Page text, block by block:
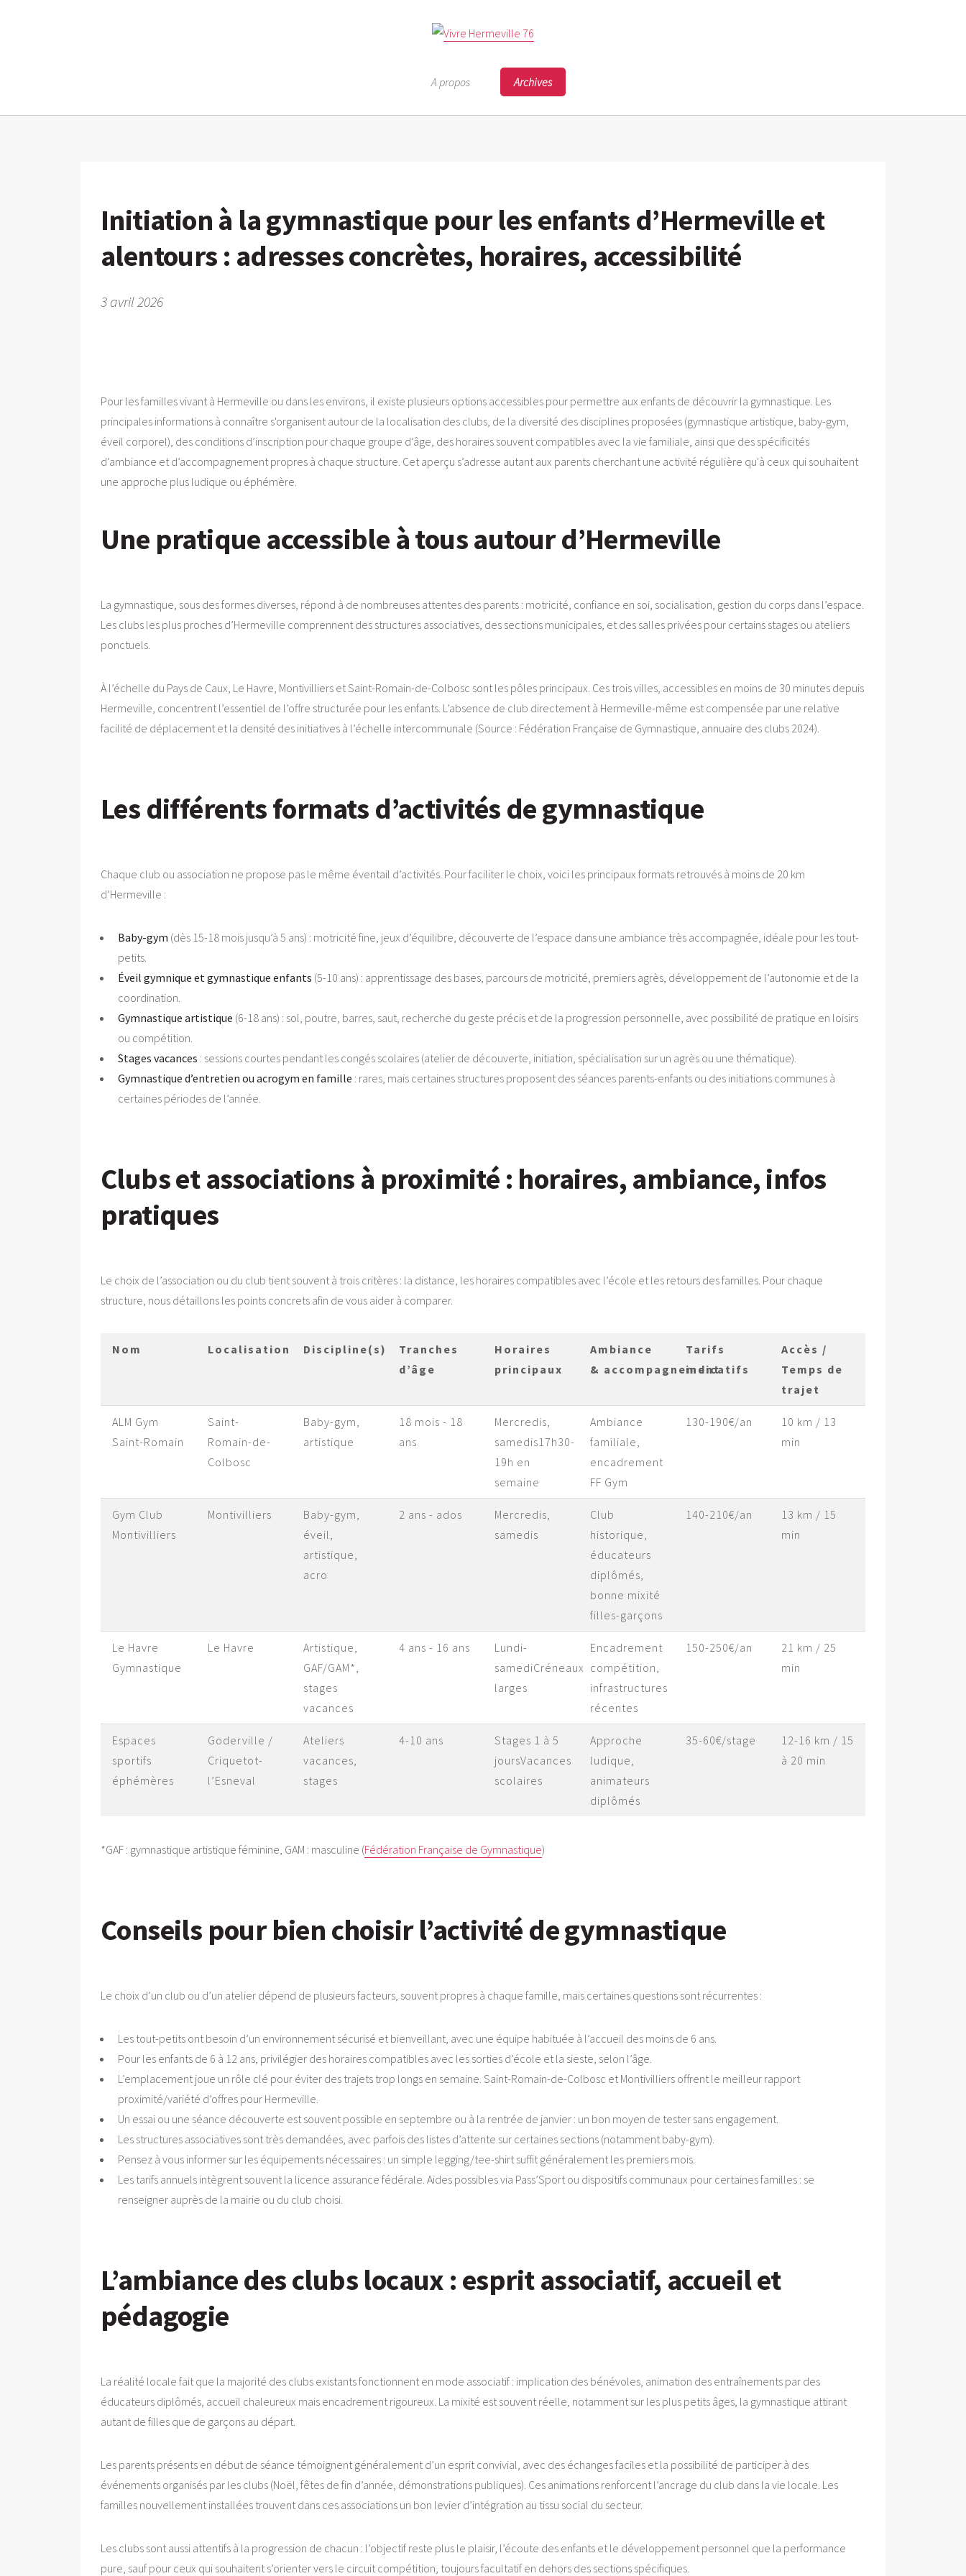
A propos Archives
Initiation à la gymnastique pour les enfants d’Hermeville et
alentours : adresses concrètes, horaires, accessibilité
3 avril 2026
Pour les familles vivant à Hermeville ou dans les environs, il existe plusieurs options accessibles pour permettre aux enfants de découvrir la gymnastique. Les
principales informations à connaître s'organisent autour de la localisation des clubs, de la diversité des disciplines proposées (gymnastique artistique, baby-gym,
éveil corporel), des conditions d’inscription pour chaque groupe d’âge, des horaires souvent compatibles avec la vie familiale, ainsi que des spécificités
d’ambiance et d’accompagnement propres à chaque structure. Cet aperçu s’adresse autant aux parents cherchant une activité régulière qu'à ceux qui souhaitent
une approche plus ludique ou éphémère.
Une pratique accessible à tous autour d’Hermeville
La gymnastique, sous des formes diverses, répond à de nombreuses attentes des parents : motricité, confiance en soi, socialisation, gestion du corps dans l’espace.
Les clubs les plus proches d’Hermeville comprennent des structures associatives, des sections municipales, et des salles privées pour certains stages ou ateliers
ponctuels.
À l’échelle du Pays de Caux, Le Havre, Montivilliers et Saint-Romain-de-Colbosc sont les pôles principaux. Ces trois villes, accessibles en moins de 30 minutes depuis
Hermeville, concentrent l’essentiel de l’offre structurée pour les enfants. L’absence de club directement à Hermeville-même est compensée par une relative
facilité de déplacement et la densité des initiatives à l’échelle intercommunale (Source : Fédération Française de Gymnastique, annuaire des clubs 2024).
Les différents formats d’activités de gymnastique
Chaque club ou association ne propose pas le même éventail d’activités. Pour faciliter le choix, voici les principaux formats retrouvés à moins de 20 km
d’Hermeville :
Baby-gym (dès 15-18 mois jusqu’à 5 ans) : motricité fine, jeux d’équilibre, découverte de l’espace dans une ambiance très accompagnée, idéale pour les tout-
petits.
Éveil gymnique et gymnastique enfants (5-10 ans) : apprentissage des bases, parcours de motricité, premiers agrès, développement de l’autonomie et de la
coordination.
Gymnastique artistique (6-18 ans) : sol, poutre, barres, saut, recherche du geste précis et de la progression personnelle, avec possibilité de pratique en loisirs
ou compétition.
Stages vacances : sessions courtes pendant les congés scolaires (atelier de découverte, initiation, spécialisation sur un agrès ou une thématique).
Gymnastique d’entretien ou acrogym en famille : rares, mais certaines structures proposent des séances parents-enfants ou des initiations communes à
certaines périodes de l’année.
Clubs et associations à proximité : horaires, ambiance, infos
pratiques
Le choix de l’association ou du club tient souvent à trois critères : la distance, les horaires compatibles avec l’école et les retours des familles. Pour chaque
structure, nous détaillons les points concrets afin de vous aider à comparer.
Nom Localisation Discipline(s)
Tranches
d’âge
Horaires
principaux
Ambiance
& accompagnement
Tarifs
indicatifs
Accès /
Temps de
trajet
ALM Gym
Saint-Romain
Saint-
Romain-de-
Colbosc
Baby-gym,
artistique
18 mois - 18
ans
Mercredis,
samedis17h30-
19h en
semaine
Ambiance
familiale,
encadrement
FF Gym
130-190€/an
10 km / 13
min
Gym Club
Montivilliers
Montivilliers
Baby-gym,
éveil,
artistique,
acro
2 ans - ados
Mercredis,
samedis
Club
historique,
éducateurs
diplômés,
bonne mixité
filles-garçons
140-210€/an
13 km / 15
min
Le Havre
Gymnastique
Le Havre
Artistique,
GAF/GAM*,
stages
vacances
4 ans - 16 ans
Lundi-
samediCréneaux
larges
Encadrement
compétition,
infrastructures
récentes
150-250€/an
21 km / 25
min
Espaces
sportifs
éphémères
Goderville /
Criquetot-
l’Esneval
Ateliers
vacances,
stages
4-10 ans
Stages 1 à 5
joursVacances
scolaires
Approche
ludique,
animateurs
diplômés
35-60€/stage
12-16 km / 15
à 20 min
*GAF : gymnastique artistique féminine, GAM : masculine (Fédération Française de Gymnastique)
Conseils pour bien choisir l’activité de gymnastique
Le choix d’un club ou d’un atelier dépend de plusieurs facteurs, souvent propres à chaque famille, mais certaines questions sont récurrentes :
Les tout-petits ont besoin d’un environnement sécurisé et bienveillant, avec une équipe habituée à l’accueil des moins de 6 ans.
Pour les enfants de 6 à 12 ans, privilégier des horaires compatibles avec les sorties d’école et la sieste, selon l’âge.
L’emplacement joue un rôle clé pour éviter des trajets trop longs en semaine. Saint-Romain-de-Colbosc et Montivilliers offrent le meilleur rapport
proximité/variété d’offres pour Hermeville.
Un essai ou une séance découverte est souvent possible en septembre ou à la rentrée de janvier : un bon moyen de tester sans engagement.
Les structures associatives sont très demandées, avec parfois des listes d’attente sur certaines sections (notamment baby-gym).
Pensez à vous informer sur les équipements nécessaires : un simple legging/tee-shirt suffit généralement les premiers mois.
Les tarifs annuels intègrent souvent la licence assurance fédérale. Aides possibles via Pass’Sport ou dispositifs communaux pour certaines familles : se
renseigner auprès de la mairie ou du club choisi.
L’ambiance des clubs locaux : esprit associatif, accueil et
pédagogie
La réalité locale fait que la majorité des clubs existants fonctionnent en mode associatif : implication des bénévoles, animation des entraînements par des
éducateurs diplômés, accueil chaleureux mais encadrement rigoureux. La mixité est souvent réelle, notamment sur les plus petits âges, la gymnastique attirant
autant de filles que de garçons au départ.
Les parents présents en début de séance témoignent généralement d’un esprit convivial, avec des échanges faciles et la possibilité de participer à des
événements organisés par les clubs (Noël, fêtes de fin d’année, démonstrations publiques). Ces animations renforcent l’ancrage du club dans la vie locale. Les
familles nouvellement installées trouvent dans ces associations un bon levier d’intégration au tissu social du secteur.
Les clubs sont aussi attentifs à la progression de chacun : l’objectif reste plus le plaisir, l’écoute des enfants et le développement personnel que la performance
pure, sauf pour ceux qui souhaitent s’orienter vers le circuit compétition, toujours facultatif en dehors des sections spécifiques.